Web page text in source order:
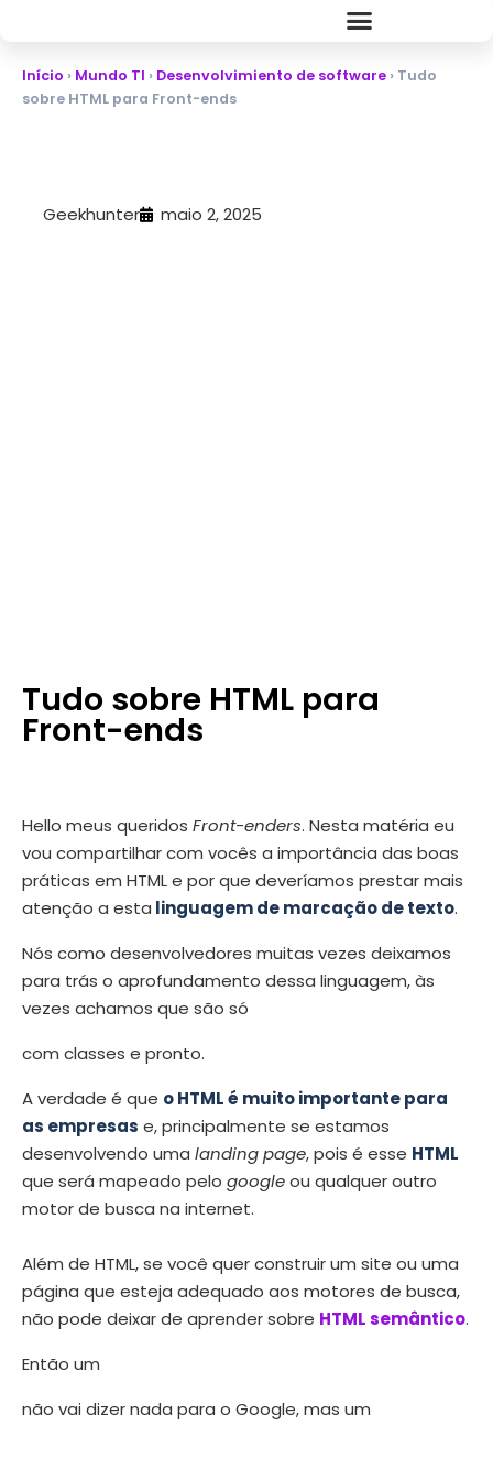
Início › Mundo TI › Desenvolvimiento de software › Tudo
sobre HTML para Front-ends
Geekhunter maio 2, 2025
Tudo sobre HTML para
Front-ends
Hello meus queridos Front-enders. Nesta matéria eu
vou compartilhar com vocês a importância das boas
práticas em HTML e por que deveríamos prestar mais
atenção a esta linguagem de marcação de texto.
Nós como desenvolvedores muitas vezes deixamos
para trás o aprofundamento dessa linguagem, às
vezes achamos que são só
com classes e pronto.
A verdade é que o HTML é muito importante para
as empresas e, principalmente se estamos
desenvolvendo uma landing page, pois é esse HTML
que será mapeado pelo googleou qualquer outro
motor de busca na internet.
Além de HTML, se você quer construir um site ou uma
página que esteja adequado aos motores de busca,
não pode deixar de aprender sobre HTML semântico.
Então um
não vai dizer nada para o Google, mas um